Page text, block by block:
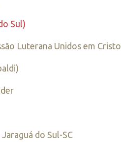
Sul)
Luterana Unidos em Cristo
do Sul-SC